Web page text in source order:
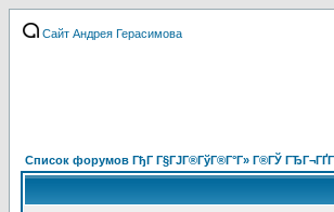
Сайт Андрея Герасимова
Список форумов ГђГ Г§ГЈГ®ГўГ®Г°Г» Г®ГЎ